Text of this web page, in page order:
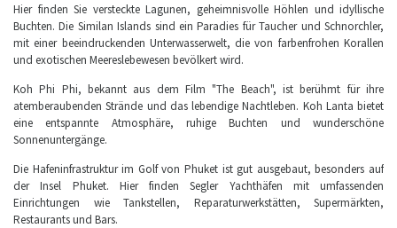
Hier finden Sie versteckte Lagunen, geheimnisvolle Höhlen und idyllische
Buchten. Die Similan Islands sind ein Paradies für Taucher und Schnorchler,
mit einer beeindruckenden Unterwasserwelt, die von farbenfrohen Korallen
und exotischen Meereslebewesen bevölkert wird.
Koh Phi Phi, bekannt aus dem Film "The Beach", ist berühmt für ihre
atemberaubenden Strände und das lebendige Nachtleben. Koh Lanta bietet
eine entspannte Atmosphäre, ruhige Buchten und wunderschöne
Sonnenuntergänge.
Die Hafeninfrastruktur im Golf von Phuket ist gut ausgebaut, besonders auf
der Insel Phuket. Hier finden Segler Yachthäfen mit umfassenden
Einrichtungen wie Tankstellen, Reparaturwerkstätten, Supermärkten,
Restaurants und Bars.